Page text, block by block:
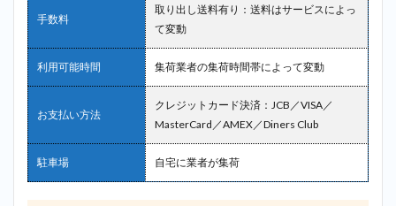
手数料
取り出し送料有り：送料はサービスによっ
て変動
利用可能時間 集荷業者の集荷時間帯によって変動
お支払い方法
クレジットカード決済：JCB／VISA／
MasterCard／AMEX／Diners Club
駐車場 自宅に業者が集荷